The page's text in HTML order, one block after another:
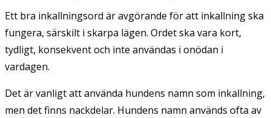
Ett bra inkallningsord är avgörande för att inkallning ska
fungera, särskilt i skarpa lägen. Ordet ska vara kort,
tydligt, konsekvent och inte användas i onödan i
vardagen.
Det är vanligt att använda hundens namn som inkallning,
men det finns nackdelar. Hundens namn används ofta av